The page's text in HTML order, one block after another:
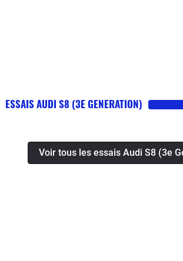
ESSAIS AUDI S8 (3E GENERATION)
Voir tous les essais Audi S8 (3e